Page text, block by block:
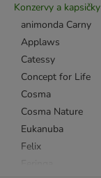
Konzervy a kapsičky
animonda Carny
Applaws
Catessy
Concept for Life
Cosma
Cosma Nature
Eukanuba
Felix